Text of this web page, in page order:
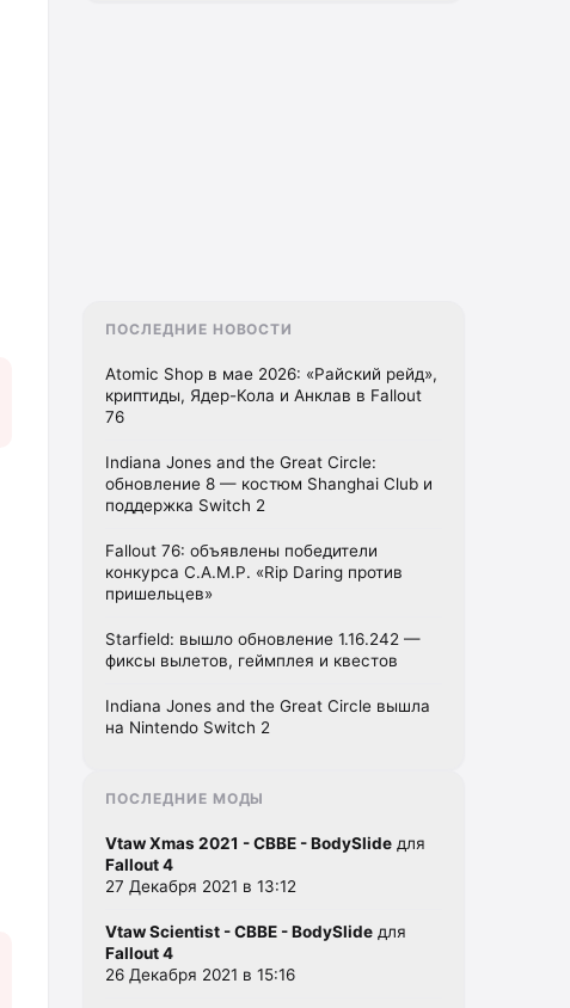
ПОСЛЕДНИЕ НОВОСТИ
Atomic Shop в мае 2026: «Райский рейд»,
криптиды, Ядер-Кола и Анклав в Fallout
76
Indiana Jones and the Great Circle:
обновление 8 — костюм Shanghai Club и
поддержка Switch 2
Fallout 76: объявлены победители
конкурса C.A.M.P. «Rip Daring против
пришельцев»
Starfield: вышло обновление 1.16.242 —
фиксы вылетов, геймплея и квестов
Indiana Jones and the Great Circle вышла
на Nintendo Switch 2
ПОСЛЕДНИЕ МОДЫ
Vtaw Xmas 2021 - CBBE - BodySlide для
Fallout 4
27 Декабря 2021 в 13:12
Vtaw Scientist - CBBE - BodySlide для
Fallout 4
26 Декабря 2021 в 15:16